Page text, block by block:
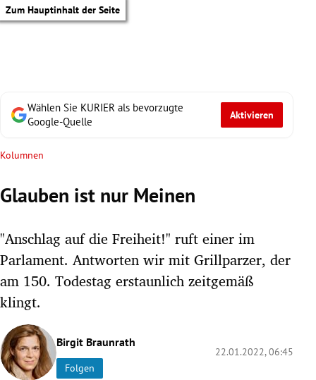
Zum Hauptinhalt der Seite
Untermenü
Untermenü
Untermenü
Wählen Sie KURIER als bevorzugte
Google-Quelle
Aktivieren
Kolumnen
Glauben ist nur Meinen
"Anschlag auf die Freiheit!" ruft einer im
Parlament. Antworten wir mit Grillparzer, der
am 150. Todestag erstaunlich zeitgemäß
klingt.
Birgit Braunrath
Folgen
22.01.2022, 06:45